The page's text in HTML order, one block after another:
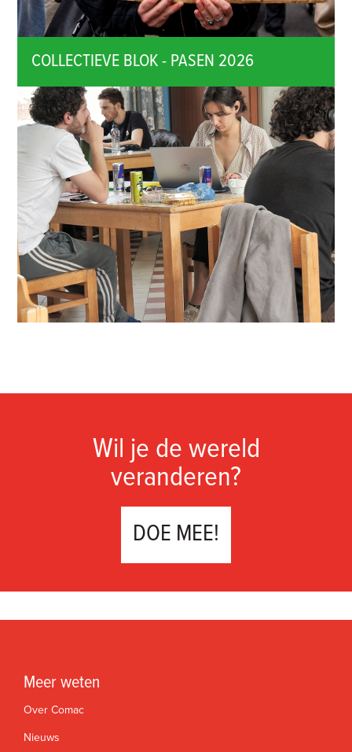
COLLECTIEVE BLOK - PASEN 2026
Wil je de wereld
veranderen?
DOE MEE!
Meer weten
Over Comac
Nieuws